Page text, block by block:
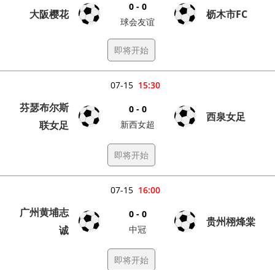
大阪樱花
0 - 0
球会友谊
枥木市FC
即将开始
15:30
07-15
芬瑟布尔斯
联女足
0 - 0
新西女超
西泉女足
即将开始
16:00
07-15
广州黄埔志
诚
0 - 0
中冠
贵州栩烽棠
即将开始